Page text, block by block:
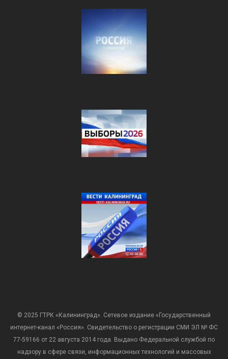
© 2025 ГТРК «Калининград». Сетевое издание «Государственный
интернет-канал «Россия». Свидетельство о регистрации СМИ ЭЛ № ФС
77-59166 от 22 августа 2014 года. Выдано Федеральной службой по
надзору в сфере связи, информационных технологий и массовых